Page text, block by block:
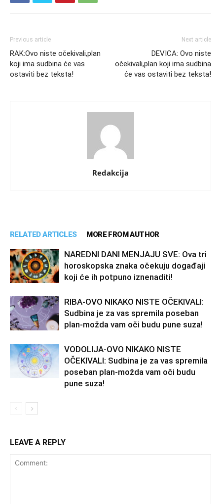
Previous article
RAK:Ovo niste očekivali,plan
koji ima sudbina će vas
ostaviti bez teksta!
Next article
DEVICA: Ovo niste
očekivali,plan koji ima sudbina
će vas ostaviti bez teksta!
Redakcija
RELATED ARTICLES MORE FROM AUTHOR
NAREDNI DANI MENJAJU SVE: Ova tri
horoskopska znaka očekuju događaji
koji će ih potpuno iznenaditi!
RIBA-OVO NIKAKO NISTE OČEKIVALI:
Sudbina je za vas spremila poseban
plan-možda vam oči budu pune suza!
VODOLIJA-OVO NIKAKO NISTE
OČEKIVALI: Sudbina je za vas spremila
poseban plan-možda vam oči budu
pune suza!
LEAVE A REPLY